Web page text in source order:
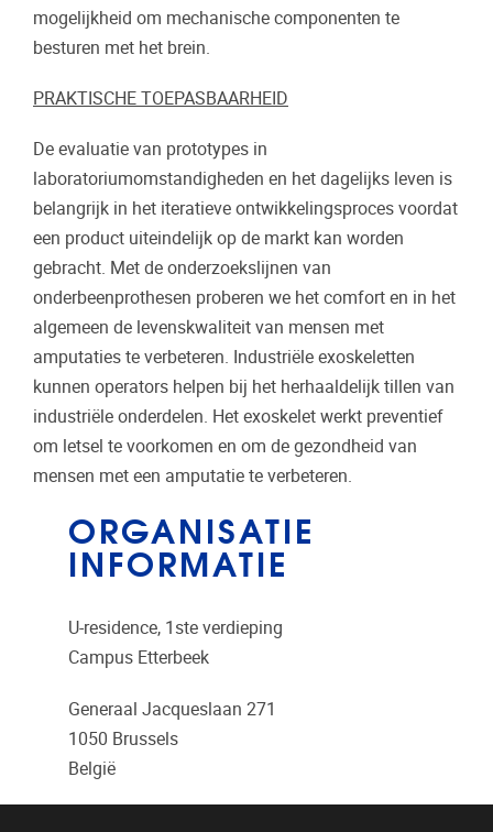
mogelijkheid om mechanische componenten te
besturen met het brein.
PRAKTISCHE TOEPASBAARHEID
De evaluatie van prototypes in
laboratoriumomstandigheden en het dagelijks leven is
belangrijk in het iteratieve ontwikkelingsproces voordat
een product uiteindelijk op de markt kan worden
gebracht. Met de onderzoekslijnen van
onderbeenprothesen proberen we het comfort en in het
algemeen de levenskwaliteit van mensen met
amputaties te verbeteren. Industriële exoskeletten
kunnen operators helpen bij het herhaaldelijk tillen van
industriële onderdelen. Het exoskelet werkt preventief
om letsel te voorkomen en om de gezondheid van
mensen met een amputatie te verbeteren.
ORGANISATIE
INFORMATIE
U-residence, 1ste verdieping
Campus Etterbeek
Generaal Jacqueslaan 271
1050 Brussels
België